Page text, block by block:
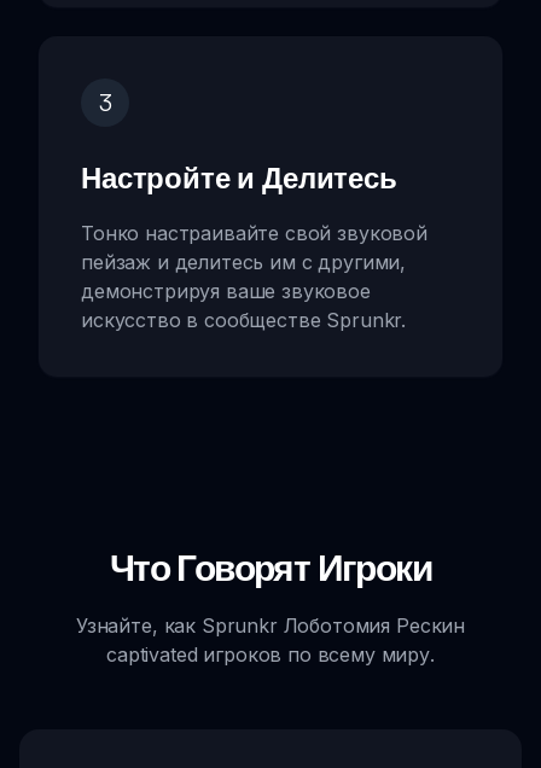
3
Настройте и Делитесь
Тонко настраивайте свой звуковой
пейзаж и делитесь им с другими,
демонстрируя ваше звуковое
искусство в сообществе Sprunkr.
Что Говорят Игроки
Узнайте, как Sprunkr Лоботомия Рескин
captivated игроков по всему миру.